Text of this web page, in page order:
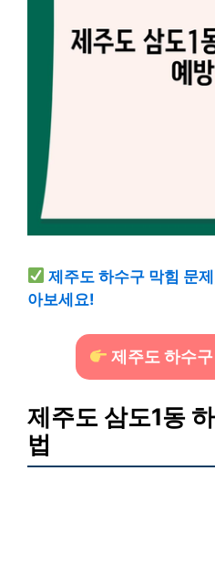
제주도 하수구 막힘 문
아보세요!
제주도 하수
제주도 삼도1동
법